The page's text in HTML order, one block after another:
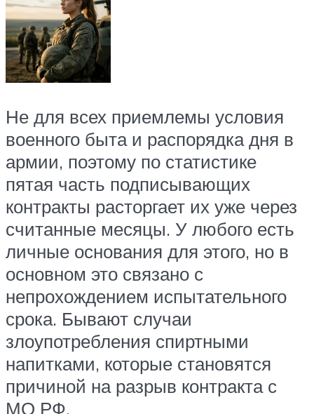
Не для всех приемлемы условия
военного быта и распорядка дня в
армии, поэтому по статистике
пятая часть подписывающих
контракты расторгает их уже через
считанные месяцы. У любого есть
личные основания для этого, но в
основном это связано с
непрохождением испытательного
срока. Бывают случаи
злоупотребления спиртными
напитками, которые становятся
причиной на разрыв контракта с
МО РФ.